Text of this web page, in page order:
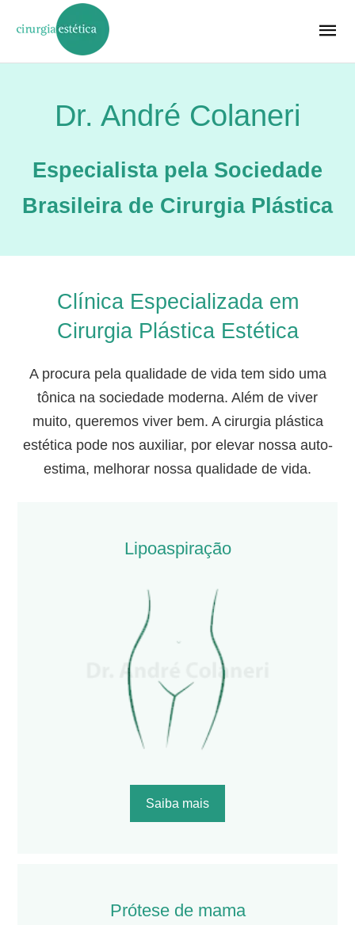
Dr. André Colaneri
Especialista pela Sociedade
Brasileira de Cirurgia Plástica
Clínica Especializada em
Cirurgia Plástica Estética
A procura pela qualidade de vida tem sido uma
tônica na sociedade moderna. Além de viver
muito, queremos viver bem. A cirurgia plástica
estética pode nos auxiliar, por elevar nossa auto-
estima, melhorar nossa qualidade de vida.
Lipoaspiração
Saiba mais
Prótese de mama